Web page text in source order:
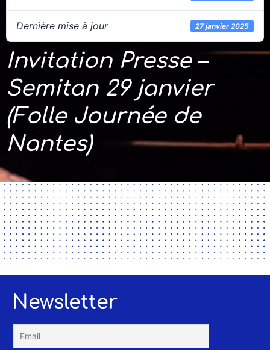
Dernière mise à jour 27 janvier 2025
Invitation Presse –
Semitan 29 janvier
(Folle Journée de
Nantes)
Newsletter